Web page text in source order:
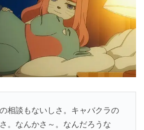
相談もないしさ。キャバクラの
。なんかさ～。なんだろうな